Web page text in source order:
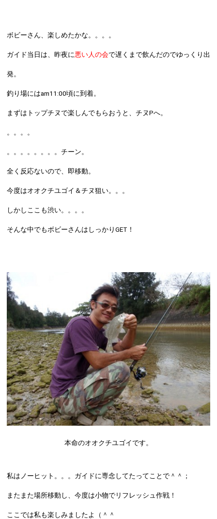
ボビーさん、楽しめたかな。。。。
ガイド当日は、昨夜に悪い人の会で遅くまで飲んだのでゆっくり出
発。
釣り場にはam11:00頃に到着。
まずはトップチヌで楽しんでもらおうと、チヌPへ。
。。。。
。。。。。。。。チーン。
全く反応ないので、即移動。
今度はオオクチユゴイ＆チヌ狙い。。。
しかしここも渋い。。。。
そんな中でもボビーさんはしっかりGET！
本命のオオクチユゴイです。
私はノーヒット。。。ガイドに専念してたってことで＾＾；
またまた場所移動し、今度は小物でリフレッシュ作戦！
ここでは私も楽しみましたよ（＾＾